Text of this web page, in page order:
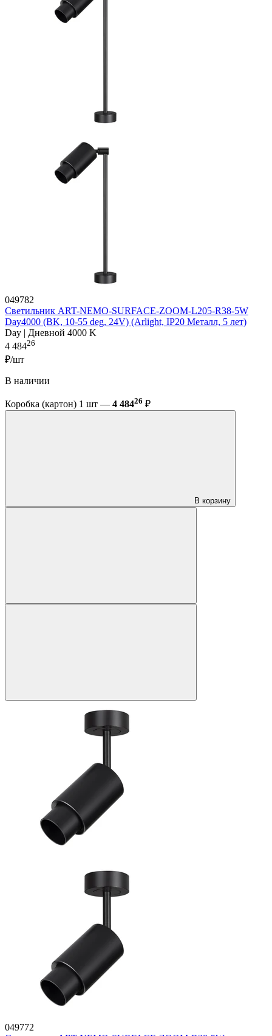
049782
Светильник ART-NEMO-SURFACE-ZOOM-L205-R38-5W
Day4000 (BK, 10-55 deg, 24V) (Arlight, IP20 Металл, 5 лет)
Day | Дневной 4000 K
4 48426
₽/шт
В наличии
Коробка (картон) 1 шт — 4 48426 ₽
В корзину
049772